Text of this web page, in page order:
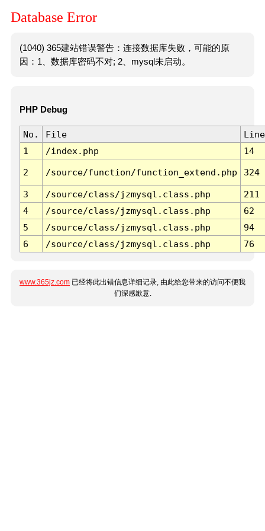
Database Error
(1040) 365建站错误警告：连接数据库失败，可能的原
因：1、数据库密码不对; 2、mysql未启动。
PHP Debug
No. File
Line
1
/index.php 14
2 /source/function/function_extend.php 324
3 /source/class/jzmysql.class.php
211
4
/source/class/jzmysql.class.php
62
5
/source/class/jzmysql.class.php
94
6
/source/class/jzmysql.class.php 76
www.365jz.com 已经将此出错信息详细记录, 由此给您带来的访问不便我
们深感歉意.